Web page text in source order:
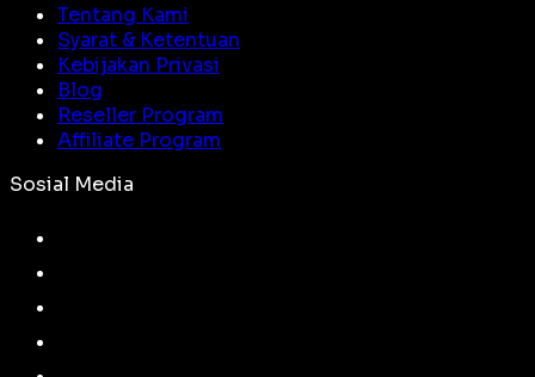
Tentang Kami
Syarat & Ketentuan
Kebijakan Privasi
Blog
Reseller Program
Affiliate Program
Sosial Media